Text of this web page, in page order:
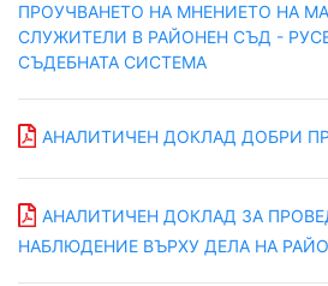
ПРОУЧВАНЕТО НА МНЕНИЕТО НА
СЛУЖИТЕЛИ В РАЙОНЕН СЪД -
СЪДЕБНАТА СИСТЕМА
AНАЛИТИЧЕН ДОКЛАД ДОБРИ
АНАЛИТИЧЕН ДОКЛАД ЗА
НАБЛЮДЕНИЕ ВЪРХУ ДЕЛА НА